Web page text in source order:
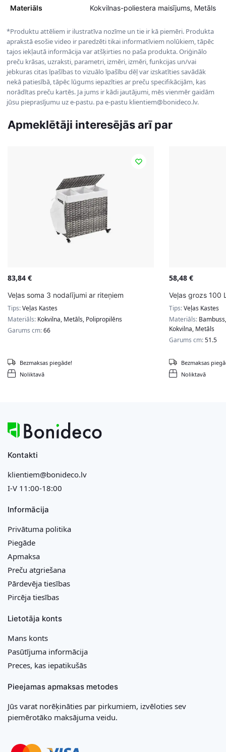
Materiāls Kokvilnas-poliestera maisījums, Metāls
*Produktu attēliem ir ilustratīva nozīme un tie ir kā piemēri. Produkta
aprakstā esošie video ir paredzēti tikai informatīviem nolūkiem, tāpēc
tajos iekļautā informācija var atšķirties no paša produkta. Oriģinālo
preču krāsas, uzraksti, parametri, izmēri, izmēri, funkcijas un/vai
jebkuras citas īpašības to vizuālo īpašību dēļ var izskatīties savādāk
nekā patiesībā, tāpēc lūgums iepazīties ar preču specifikācijām, kas
norādītas preču kartēs. Ja jums ir kādi jautājumi, mēs vienmēr gaidām
jūsu pieprasījumu uz e-pastu. pa e-pastu klientiem@bonideco.lv.
Apmeklētāji interesējās arī par
83,84 €
Veļas soma 3 nodalījumi ar riteņiem
Tips:Veļas Kastes
Materiāls: Kokvilna, Metāls, Polipropilēns
Garums cm:66
Noliktavā
Bezmaksas piegāde!
58,48 €
Veļas grozs 100
Tips:Veļas Kastes
Materiāls:
Kokvilna, Metāls
Garums cm:51.5
Noliktavā
Bezmaksas
Kontakti
klientiem@bonideco.lv
I-V 11:00-18:00
Informācija
Privātuma politika
Piegāde
Apmaksa
Preču atgriešana
Pārdevēja tiesības
Pircēja tiesības
Lietotāja konts
Mans konts
Pasūtījuma informācija
Preces, kas iepatikušās
Pieejamas apmaksas metodes
Jūs varat norēķināties par pirkumiem, izvēloties sev
piemērotāko maksājuma veidu.